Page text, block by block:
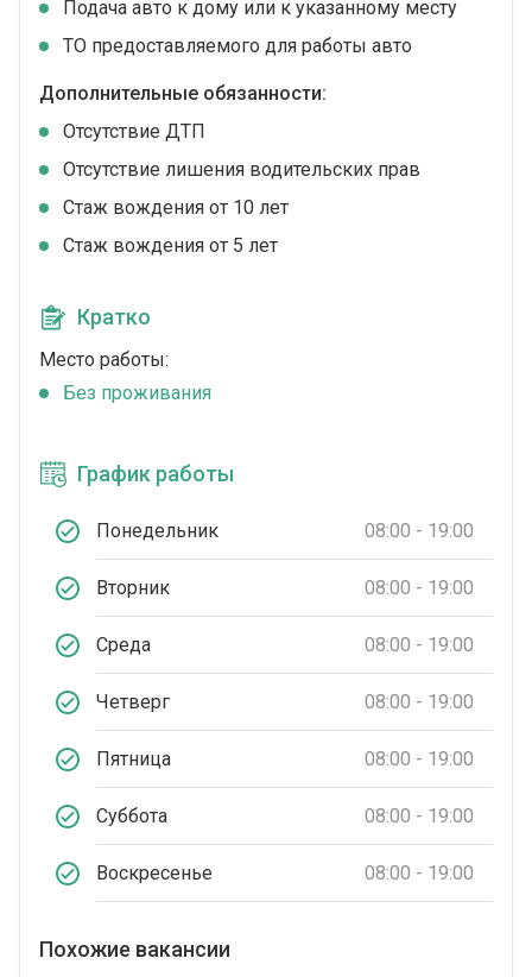
Подача авто к дому или к указанному месту
ТО предоставляемого для работы авто
Дополнительные обязанности:
Отсутствие ДТП
Отсутствие лишения водительских прав
Стаж вождения от 10 лет
Стаж вождения от 5 лет
Кратко
Место работы:
Без проживания
График работы
Понедельник 08:00 - 19:00
Вторник 08:00 - 19:00
Среда 08:00 - 19:00
Четверг 08:00 - 19:00
Пятница 08:00 - 19:00
Суббота 08:00 - 19:00
Воскресенье 08:00 - 19:00
Похожие вакансии